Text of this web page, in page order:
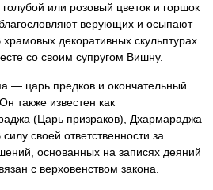
или розовый цветок и горшок
верующих и осыпают
декоративных скульптурах
со своим супругом Вишну.
— царь предков и окончательный
также известен как
(Царь призраков), Дхармараджа
своей ответственности за
основанных на записях деяний
с верховенством закона.